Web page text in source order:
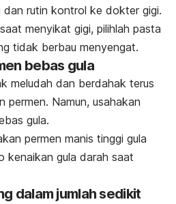
dan rutin kontrol ke dokter gigi.
menyikat gigi, pilihlah pasta
tidak berbau menyengat.
bebas gula
meludah dan berdahak terus
permen. Namun, usahakan
gula.
permen manis tinggi gula
kenaikan gula darah saat
dalam jumlah sedikit